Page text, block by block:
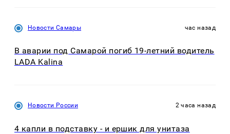
Новости Самары час назад
В аварии под Самарой погиб 19-летний водитель
LADA Kalina
Новости России 2 часа назад
4 капли в подставку - и ершик для унитаза